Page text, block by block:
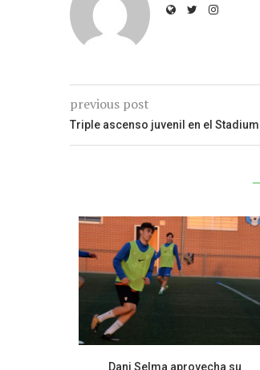
previous post
Triple ascenso juvenil en el
Dani Selma aprovecha su